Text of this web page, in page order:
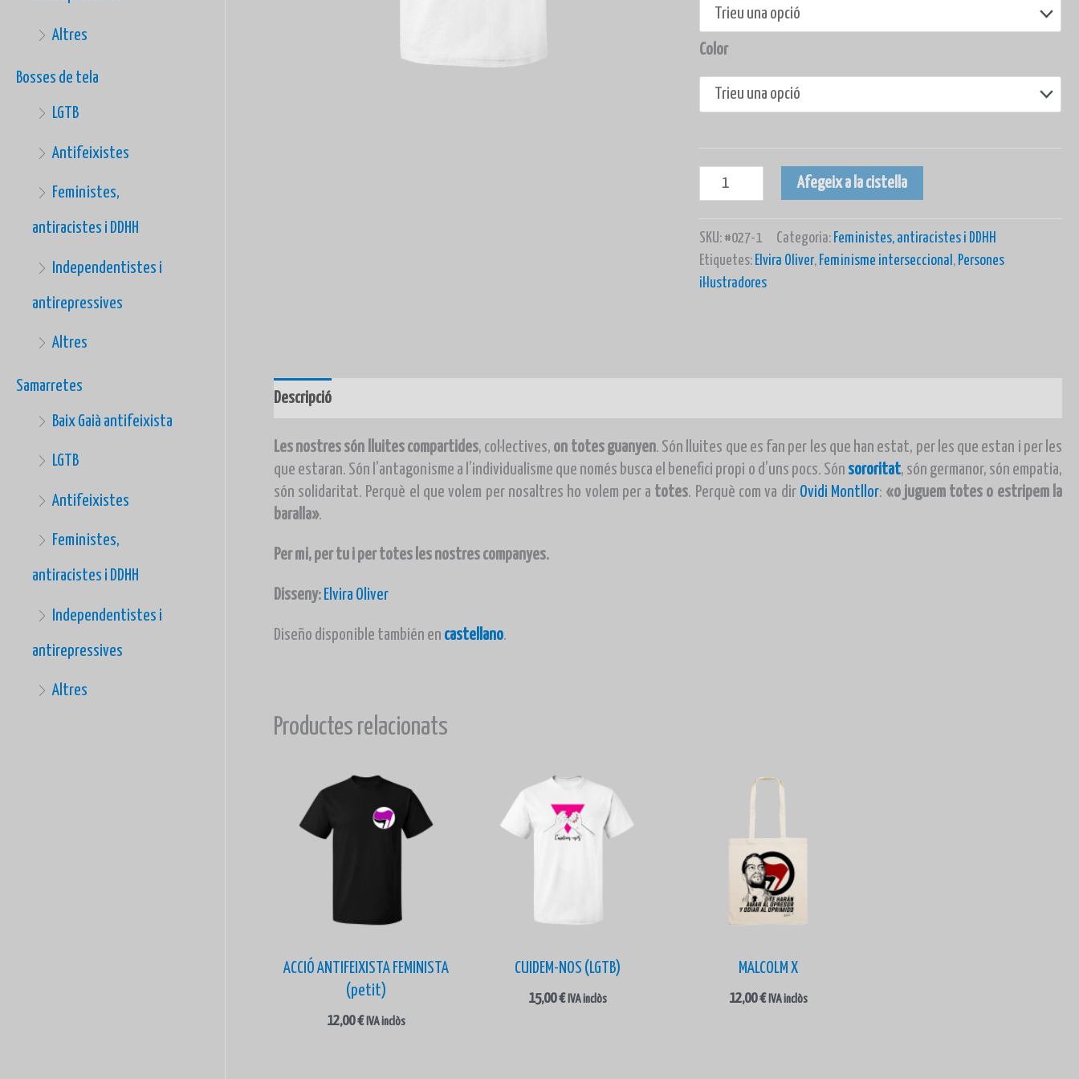
Altres
Bosses de tela
LGTB
Antifeixistes
Feministes,
antiracistes i DDHH
Independentistes i
antirepressives
Altres
Samarretes
Baix Gaià antifeixista
LGTB
Antifeixistes
Feministes,
antiracistes i DDHH
Independentistes i
antirepressives
Altres
Color
Afegeix a la cistella
SKU: #027-1 Categoria: Feministes, antiracistes i DDHH
Etiquetes: Elvira Oliver, Feminisme interseccional , Persones
il·lustradores
Descripció
Les nostres són lluites compartides, col·lectives, on totes guanyen. Són lluites que es fan per les que han estat, per les que estan i per les
que estaran. Són l’antagonisme a l’individualisme que només busca el benefici propi o d’uns pocs. Són sororitat, són germanor, són empatia,
són solidaritat. Perquè el que volem per nosaltres ho volem per a totes. Perquè com va dir Ovidi Montllor: «o juguem totes o estripem la
baralla».
Per mi, per tu i per totes les nostres companyes.
Disseny: Elvira Oliver
Diseño disponible también en castellano.
Productes relacionats
ACCIÓ ANTIFEIXISTA FEMINISTA
(petit)
12,00€ IVA inclòs
CUIDEM-NOS (LGTB)
15,00€ IVA inclòs
MALCOLM X
12,00€ IVA inclòs